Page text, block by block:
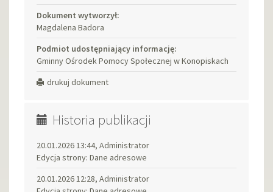
Dokument wytworzył:
Magdalena Badora
Podmiot udostępniający informację:
Gminny Ośrodek Pomocy Społecznej w Konopiskach
drukuj dokument
Historia publikacji
20.01.2026 13:44, Administrator
Edycja strony: Dane adresowe
20.01.2026 12:28, Administrator